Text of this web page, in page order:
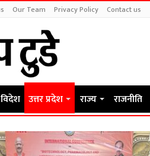
Our Team Privacy Policy Contact us
उत्तर प्रदेश राज्य राजनीति